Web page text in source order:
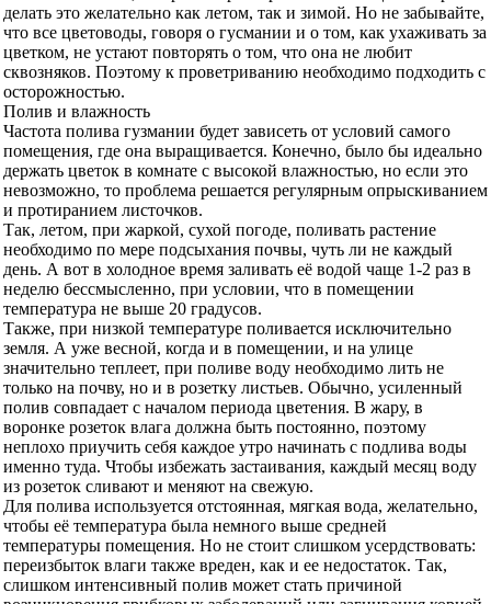
делать это желательно как летом, так и зимой. Но не забывайте,
что все цветоводы, говоря о гусмании и о том, как ухаживать за
цветком, не устают повторять о том, что она не любит
сквозняков. Поэтому к проветриванию необходимо подходить с
осторожностью.
Полив и влажность
Частота полива гузмании будет зависеть от условий самого
помещения, где она выращивается. Конечно, было бы идеально
держать цветок в комнате с высокой влажностью, но если это
невозможно, то проблема решается регулярным опрыскиванием
и протиранием листочков.
Так, летом, при жаркой, сухой погоде, поливать растение
необходимо по мере подсыхания почвы, чуть ли не каждый
день. А вот в холодное время заливать её водой чаще 1-2 раз в
неделю бессмысленно, при условии, что в помещении
температура не выше 20 градусов.
Также, при низкой температуре поливается исключительно
земля. А уже весной, когда и в помещении, и на улице
значительно теплеет, при поливе воду необходимо лить не
только на почву, но и в розетку листьев. Обычно, усиленный
полив совпадает с началом периода цветения. В жару, в
воронке розеток влага должна быть постоянно, поэтому
неплохо приучить себя каждое утро начинать с подлива воды
именно туда. Чтобы избежать застаивания, каждый месяц воду
из розеток сливают и меняют на свежую.
Для полива используется отстоянная, мягкая вода, желательно,
чтобы её температура была немного выше средней
температуры помещения. Но не стоит слишком усердствовать:
переизбыток влаги также вреден, как и ее недостаток. Так,
слишком интенсивный полив может стать причиной